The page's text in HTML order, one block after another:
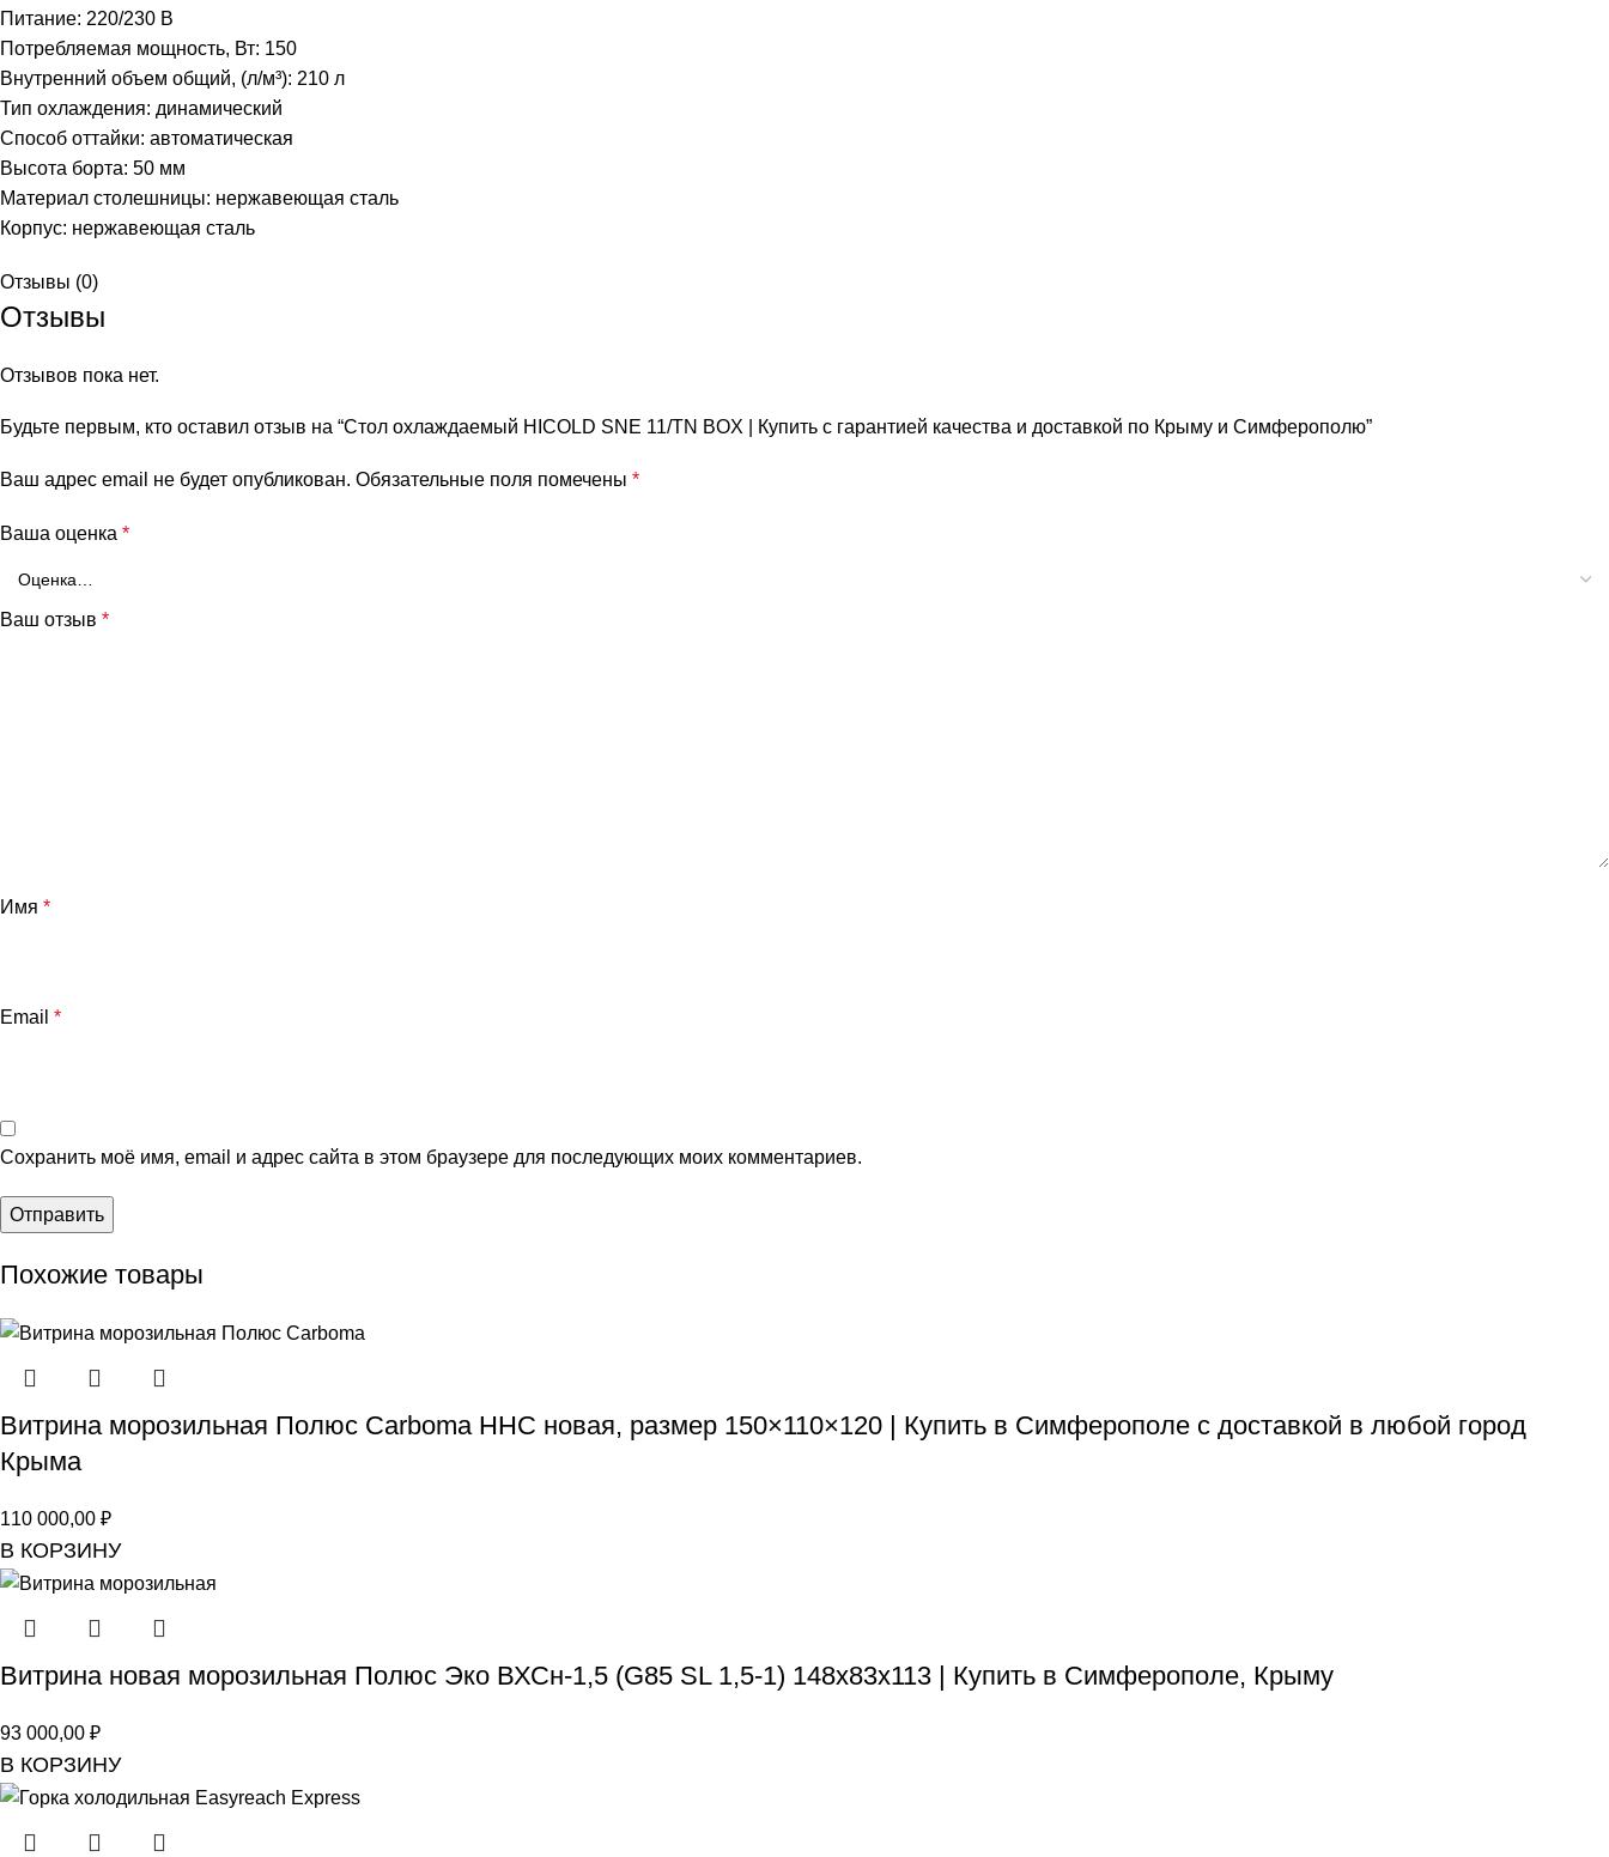
Питание: 220/230 В
Потребляемая мощность, Вт: 150
Внутренний объем общий, (л/м³): 210 л
Тип охлаждения: динамический
Способ оттайки: автоматическая
Высота борта: 50 мм
Материал столешницы: нержавеющая сталь
Корпус: нержавеющая сталь
Отзывы (0)
Отзывы
Отзывов пока нет.
Будьте первым, кто оставил отзыв на “Стол охлаждаемый HICOLD SNE 11/TN BOX | Купить с гарантией качества и доставкой по Крыму и Симферополю”
Ваш адрес email не будет опубликован. Обязательные поля помечены *
Ваша оценка *
Ваш отзыв *
Имя *
Email *
Сохранить моё имя, email и адрес сайта в этом браузере для последующих моих комментариев.
Похожие товары
Витрина морозильная Полюс Carboma HHC новая, размер 150×110×120 | Купить в Симферополе с доставкой в любой город
Крыма
110 000,00 ₽
В КОРЗИНУ
Витрина новая морозильная Полюс Эко ВХСн-1,5 (G85 SL 1,5-1) 148х83х113 | Купить в Симферополе, Крыму
93 000,00 ₽
В КОРЗИНУ